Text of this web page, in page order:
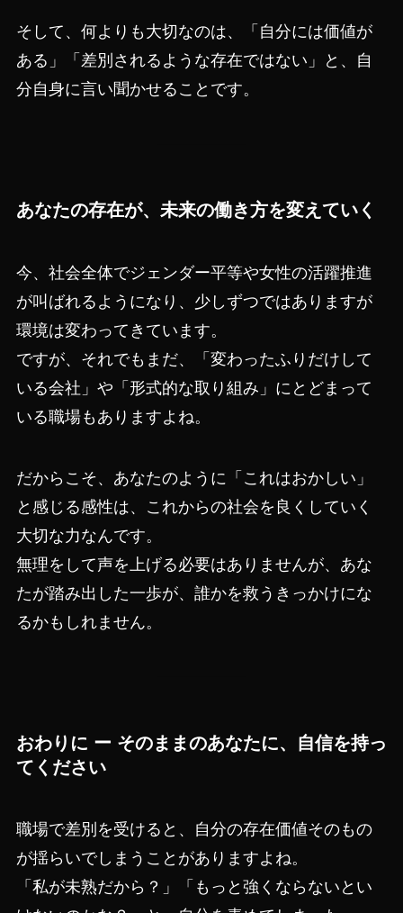
そして、何よりも大切なのは、「自分には価値が
ある」「差別されるような存在ではない」と、自
分自身に言い聞かせることです。
あなたの存在が、未来の働き方を変えていく
今、社会全体でジェンダー平等や女性の活躍推進
が叫ばれるようになり、少しずつではありますが
環境は変わってきています。
ですが、それでもまだ、「変わったふりだけして
いる会社」や「形式的な取り組み」にとどまって
いる職場もありますよね。
だからこそ、あなたのように「これはおかしい」
と感じる感性は、これからの社会を良くしていく
大切な力なんです。
無理をして声を上げる必要はありませんが、あな
たが踏み出した一歩が、誰かを救うきっかけにな
るかもしれません。
おわりに ー そのままのあなたに、自信を持っ
てください
職場で差別を受けると、自分の存在価値そのもの
が揺らいでしまうことがありますよね。
「私が未熟だから？」「もっと強くならないとい